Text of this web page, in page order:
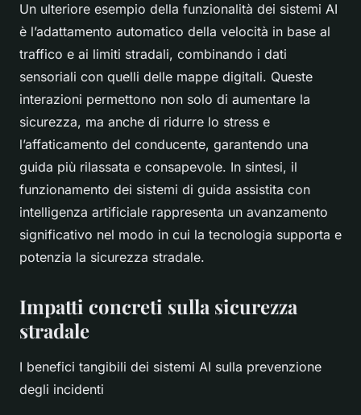
Un ulteriore esempio della funzionalità dei sistemi AI
è l’adattamento automatico della velocità in base al
traffico e ai limiti stradali, combinando i dati
sensoriali con quelli delle mappe digitali. Queste
interazioni permettono non solo di aumentare la
sicurezza, ma anche di ridurre lo stress e
l’affaticamento del conducente, garantendo una
guida più rilassata e consapevole. In sintesi, il
funzionamento dei sistemi di guida assistita con
intelligenza artificiale rappresenta un avanzamento
significativo nel modo in cui la tecnologia supporta e
potenzia la sicurezza stradale.
Impatti concreti sulla sicurezza
stradale
I benefici tangibili dei sistemi AI sulla prevenzione
degli incidenti